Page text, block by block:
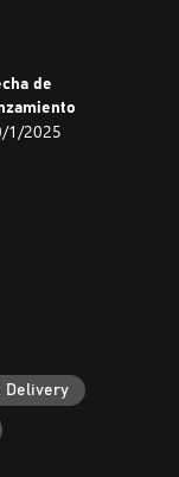
de siempre.
dirigida por Pelle
a Joel Bille.
en 1992. Se
Todo
sus mecánicas
está por
de
1/2025
Delivery